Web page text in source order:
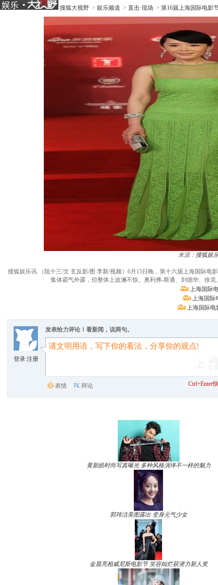
搜狐大视野 > 娱乐频道 > 直击·现场 > 第16届上海国际电影
来源： 搜狐娱
搜狐娱乐讯 （陆十三/文 玄反影/图 李新/视频）6月15日晚，第十六届上海国际
集体霸气外露，但整体上波澜不惊。奥利弗-斯通、刘德华、徐
上海国际
上海国际
上海国际电
登录/注册
发表给力评论！看新闻，说两句。
表情 辩论 Ctrl+Enter
黄新皓时尚写真曝光 多种风格演绎不一样的魅力
郭玮洁美图露出 变身元气少女
金晨亮相威尼斯电影节 笑容灿烂获潜力新人奖